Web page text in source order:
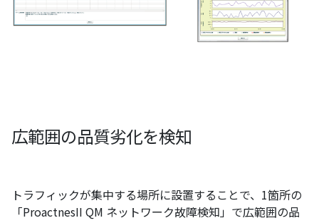
広範囲の品質劣化を検知
トラフィックが集中する場所に設置することで、1箇所の
「ProactnesII QM ネットワーク故障検知」で広範囲の品